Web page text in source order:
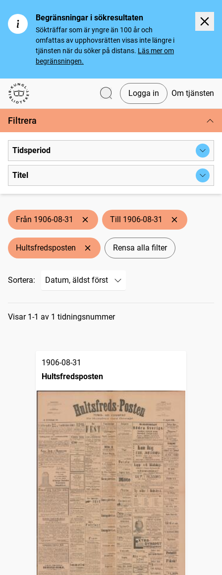
Begränsningar i sökresultaten
Sökträffar som är yngre än 100 år och
omfattas av upphovsrätten visas inte längre i
tjänsten när du söker på distans. Läs mer om
begränsningen.
Svenska tidningar
Logga in Om tjänsten
Filtrera
Tidsperiod
Titel
Från 1906-08-31 Till 1906-08-31
Hultsfredsposten Rensa alla filter
Sortera:
Sökresultat
Visar 1-1 av 1 tidningsnummer
1906-08-31
Hultsfredsposten